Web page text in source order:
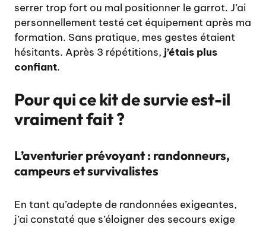
serrer trop fort ou mal positionner le garrot. J’ai
personnellement testé cet équipement après ma
formation. Sans pratique, mes gestes étaient
hésitants. Après 3 répétitions, j’étais plus
confiant.
Pour qui ce kit de survie est-il
vraiment fait ?
L’aventurier prévoyant : randonneurs,
campeurs et survivalistes
En tant qu’adepte de randonnées exigeantes,
j’ai constaté que s’éloigner des secours exige